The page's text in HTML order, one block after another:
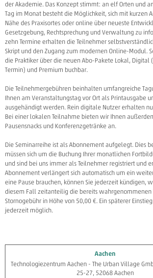
der Akademie. Das Konzept stimmt: an elf Orten und
Tag im Monat besteht die Möglichkeit, sich mit kurzen
Nähe des Praxisortes oder online über neueste
Gesetzgebung, Rechtsprechung und Verwaltung zu
zehn Termine erhalten die Teilnehmer
Skript und den Zugang zum modernen Online-Modul.
die Praktiker über die neuen Abo-Pakete Lokal, Digital
Termin) und Premium buchbar.
Die Teilnehmergebühren beinhalten umfangreiche
Ihnen am Veranstaltungstag vor Ort als Printausgabe
ausgehändigt werden. Rein digitale Nutzer erhalten
Bei einer lokalen Teilnahme bieten wir Ihnen
Pausensnacks und Konferenzgetränke an.
Die Seminarreihe ist als Abonnement aufgelegt. Dies
müssen sich um die Buchung Ihrer monatlichen
und sind bei uns immer als Teilnehmer registriert und
Abonnement verlängert sich automatisch um ein
eine Pause brauchen, können Sie jederzeit kündigen,
diesem Fall zeitanteilig die bereits wahrgenommenen
Stornogebühr in Höhe von 50,00 €. Ein späterer
jederzeit möglich.
Aachen
Technologiezentrum Aachen - The Urban Village
25-27, 52068 Aachen